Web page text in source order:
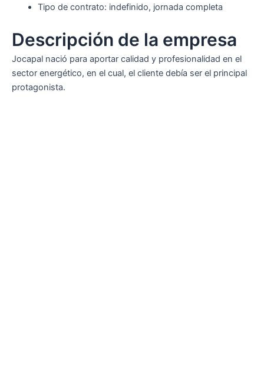
Tipo de contrato: indefinido, jornada completa
Descripción de la empresa
Jocapal nació para aportar calidad y profesionalidad en el
sector energético, en el cual, el cliente debía ser el principal
protagonista.